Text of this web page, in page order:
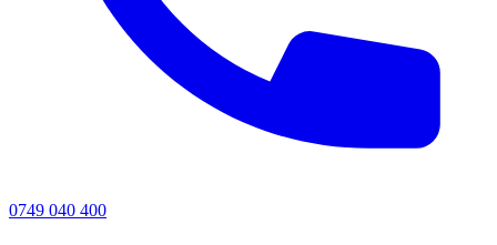
0749 040 400